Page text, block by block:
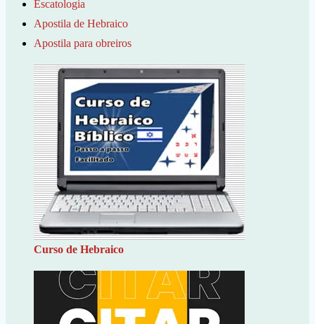
Escatologia
Apostila de Hebraico
Apostila para obreiros
Curso de Hebraico